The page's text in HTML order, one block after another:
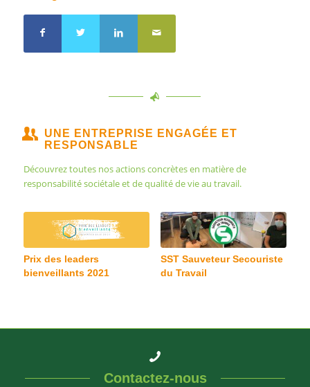
UNE ENTREPRISE ENGAGÉE ET
RESPONSABLE
Découvrez toutes nos actions concrètes en matière de
responsabilité sociétale et de qualité de vie au travail.
Prix des leaders
bienveillants 2021
SST Sauveteur Secouriste
du Travail
Contactez-nous